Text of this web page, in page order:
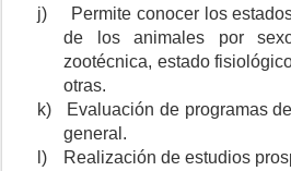
j)
Permite conocer los
de los animales por
zootécnica, estado
otras.
k)
Evaluación de programas
general.
l)
Realización de estudios